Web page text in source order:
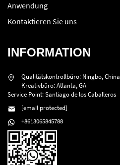
Anwendung
Kontaktieren Sie uns
INFORMATION
Qualitätskontrollbüro: Ningbo, China
Kreativbüro: Atlanta, GA
Service Point: Santiago de los Caballeros
[email protected]
+8613065845788